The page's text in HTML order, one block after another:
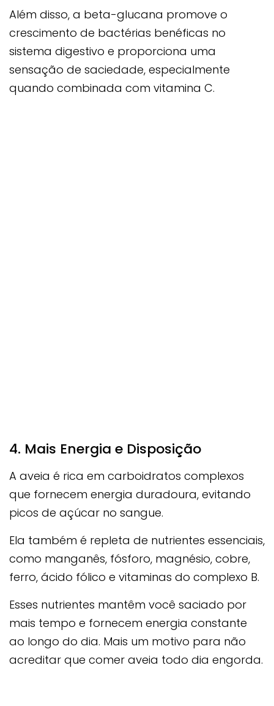
Além disso, a beta-glucana promove o
crescimento de bactérias benéficas no
sistema digestivo e proporciona uma
sensação de saciedade, especialmente
quando combinada com vitamina C.
4. Mais Energia e Disposição
A aveia é rica em carboidratos complexos
que fornecem energia duradoura, evitando
picos de açúcar no sangue.
Ela também é repleta de nutrientes essenciais,
como manganês, fósforo, magnésio, cobre,
ferro, ácido fólico e vitaminas do complexo B.
Esses nutrientes mantêm você saciado por
mais tempo e fornecem energia constante
ao longo do dia. Mais um motivo para não
acreditar que comer aveia todo dia engorda.